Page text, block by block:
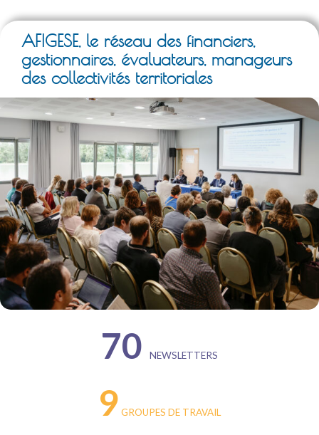
AFIGESE, le réseau des financiers,
gestionnaires, évaluateurs, manageurs
des collectivités territoriales
70 NEWSLETTERS
9 GROUPES DE TRAVAIL